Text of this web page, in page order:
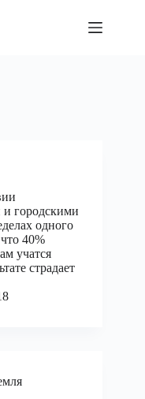
и городскими
одного
40%
учатся
страдает